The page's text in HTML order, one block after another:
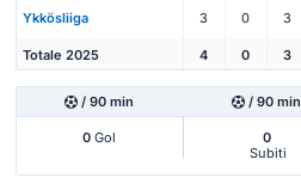
Ykkösliiga 3 0 3
Totale 2025 4 0 3
/ 90 min / 90 min
0 Gol
0
Subiti